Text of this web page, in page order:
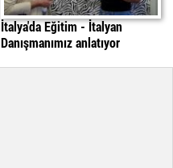
İtalya'da Eğitim - İtalyan
Danışmanımız anlatıyor